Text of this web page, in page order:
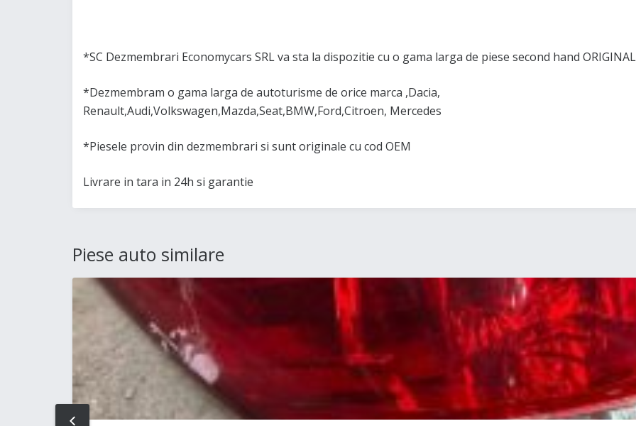
*SC Dezmembrari Economycars SRL va sta la dispozitie cu o gama larga de piese second hand
*Dezmembram o gama larga de autoturisme de orice marca ,Dacia,
Renault,Audi,Volkswagen,Mazda,Seat,BMW,Ford,Citroen, Mercedes
*Piesele provin din dezmembrari si sunt originale cu cod OEM
Livrare in tara in 24h si garantie
Piese auto similare